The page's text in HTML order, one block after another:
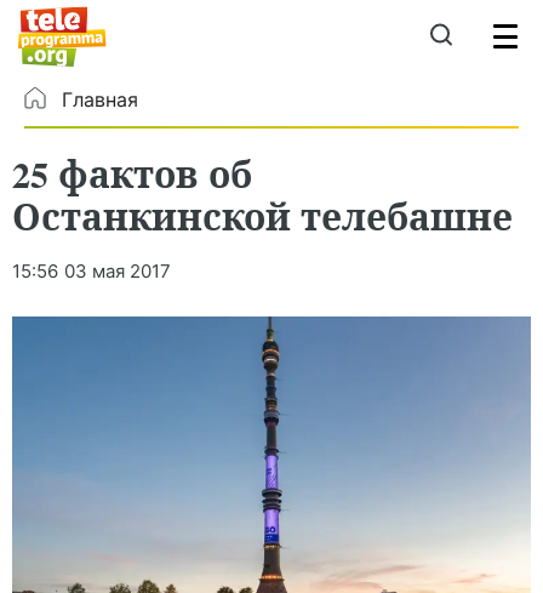
Главная
25 фактов об
Останкинской телебашне
15:56 03 мая 2017